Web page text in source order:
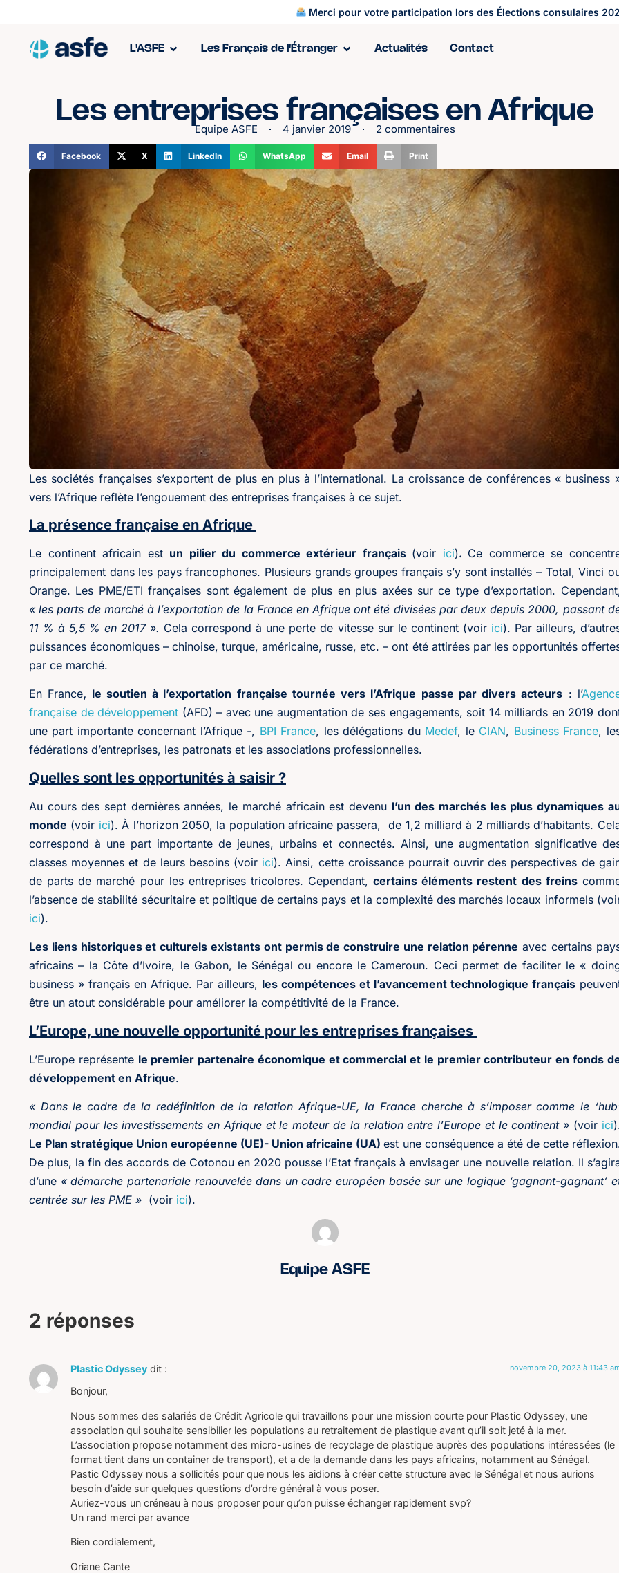
Merci pour votre participation lors des Élections consulaires
L'ASFE Les Français de l'Étranger Actualités Contact
Les entreprises françaises en Afrique
Equipe ASFE 4 janvier 2019 2 commentaires
Facebook X LinkedIn WhatsApp Email Print
Les sociétés françaises s’exportent de plus en plus à l’international. La croissance de conférences « business
vers l’Afrique reflète l’engouement des entreprises françaises à ce sujet.
La présence française en Afrique
Le continent africain est un pilier du commerce extérieur français (voir ici). Ce commerce se
principalement dans les pays francophones. Plusieurs grands groupes français s’y sont installés – Total, Vinci
Orange. Les PME/ETI françaises sont également de plus en plus axées sur ce type d’exportation.
« les parts de marché à l’exportation de la France en Afrique ont été divisées par deux depuis 2000, passant
11 % à 5,5 % en 2017 ». Cela correspond à une perte de vitesse sur le continent (voir ici). Par ailleurs,
puissances économiques – chinoise, turque, américaine, russe, etc. – ont été attirées par les opportunités
par ce marché.
En France, le soutien à l’exportation française tournée vers l’Afrique passe par divers acteurs : l’
française de développement (AFD) – avec une augmentation de ses engagements, soit 14 milliards en 2019
une part importante concernant l’Afrique -, BPI France, les délégations du Medef, le CIAN, Business France,
fédérations d’entreprises, les patronats et les associations professionnelles.
Quelles sont les opportunités à saisir ?
Au cours des sept dernières années, le marché africain est devenu l’un des marchés les plus dynamiques
monde (voir ici). À l’horizon 2050, la population africaine passera, de 1,2 milliard à 2 milliards d’habitants.
correspond à une part importante de jeunes, urbains et connectés. Ainsi, une augmentation significative
classes moyennes et de leurs besoins (voir ici). Ainsi, cette croissance pourrait ouvrir des perspectives de
de parts de marché pour les entreprises tricolores. Cependant,certains éléments restent des freins
l’absence de stabilité sécuritaire et politique de certains pays et la complexité des marchés locaux informels
ici).
Les liens historiques et culturels existants ont permis de construire une relation pérenne avec certains
africains – la Côte d’Ivoire, le Gabon, le Sénégal ou encore le Cameroun. Ceci permet de faciliter le «
business » français en Afrique. Par ailleurs, les compétences et l’avancement technologique français
être un atout considérable pour améliorer la compétitivité de la France.
L’Europe, une nouvelle opportunité pour les entreprises françaises
L’Europe représente le premier partenaire économique et commercial et le premier contributeur en fonds
développement en Afrique.
« Dans le cadre de la redéfinition de la relation Afrique-UE, la France cherche à s’imposer comme le
mondial pour les investissements en Afrique et le moteur de la relation entre l’Europe et le continent » (voir ici
Le Plan stratégique Union européenne (UE)- Union africaine (UA)est une conséquence a été de cette
De plus, la fin des accords de Cotonou en 2020 pousse l’Etat français à envisager une nouvelle relation. Il
d’une « démarche partenariale renouvelée dans un cadre européen basée sur une logique ‘gagnant-gagnant’
centrée sur les PME » (voir ici).
Equipe ASFE
2 réponses
Plastic Odyssey dit : novembre 20, 2023 à 11:43
Bonjour,
Nous sommes des salariés de Crédit Agricole qui travaillons pour une mission courte pour Plastic Odyssey, une
association qui souhaite sensibilier les populations au retraitement de plastique avant qu’il soit jeté à la mer.
L’association propose notamment des micro-usines de recyclage de plastique auprès des populations intéressées (le
format tient dans un container de transport), et a de la demande dans les pays africains, notamment au Sénégal.
Pastic Odyssey nous a sollicités pour que nous les aidions à créer cette structure avec le Sénégal et nous aurions
besoin d’aide sur quelques questions d’ordre général à vous poser.
Auriez-vous un créneau à nous proposer pour qu’on puisse échanger rapidement svp?
Un rand merci par avance
Bien cordialement,
Oriane Cante